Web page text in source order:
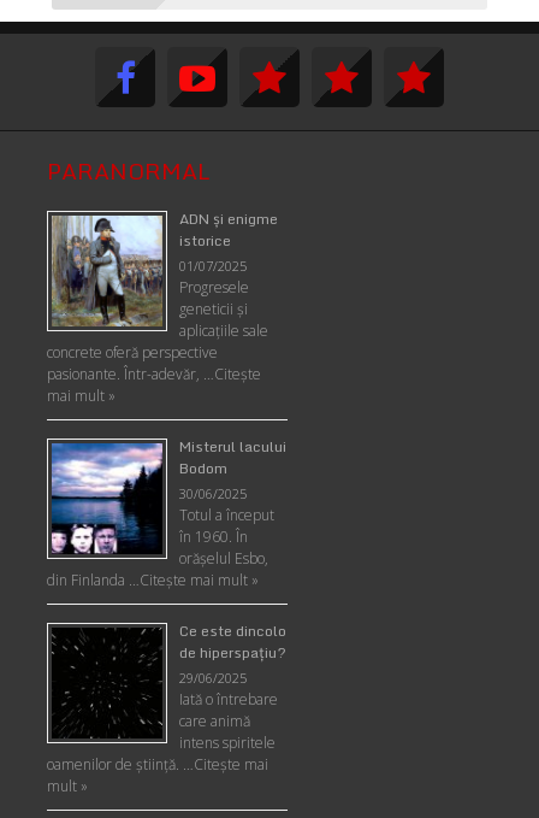
PARANORMAL
ADN şi enigme
istorice
01/07/2025
Progresele
geneticii şi
aplicaţiile sale
concrete oferă perspective
pasionante. Într-adevăr, …Citește
mai mult »
Misterul lacului
Bodom
30/06/2025
Totul a început
în 1960. În
orășelul Esbo,
din Finlanda …Citește mai mult »
Ce este dincolo
de hiperspaţiu?
29/06/2025
Iată o întrebare
care animă
intens spiritele
oamenilor de ştiinţă. …Citește mai
mult »